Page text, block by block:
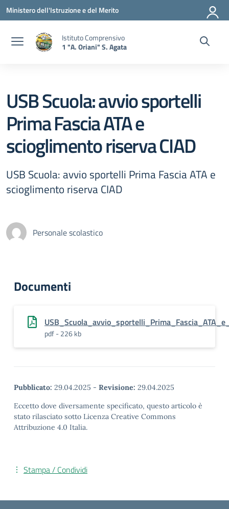
Vai ai contenuti
Vai al menu di navigazione
Vai al footer
Ministero dell'Istruzione e del Merito
Istituto Comprensivo
1 "A. Oriani" S. Agata
USB Scuola: avvio sportelli
Prima Fascia ATA e
scioglimento riserva CIAD
USB Scuola: avvio sportelli Prima Fascia ATA e
scioglimento riserva CIAD
Personale scolastico
Documenti
pdf - 226 kb
Pubblicato: 29.04.2025 - Revisione: 29.04.2025
Eccetto dove diversamente specificato, questo articolo è
stato rilasciato sotto Licenza Creative Commons
Attribuzione 4.0 Italia.
Stampa / Condividi